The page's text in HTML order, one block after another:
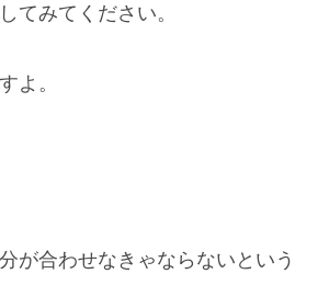
てみてください。
よ。
が合わせなきゃならないという